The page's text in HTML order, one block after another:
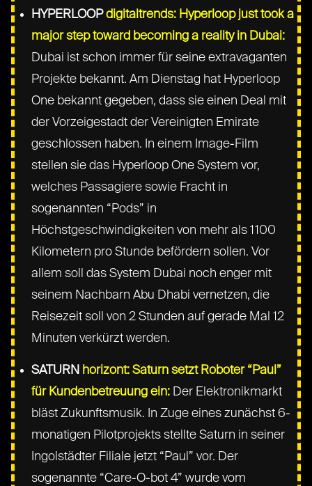
HYPERLOOPdigitaltrends: Hyperloop just took a
major step toward becoming a reality in Dubai:
Dubai ist schon immer für seine extravaganten
Projekte bekannt. Am Dienstag hat Hyperloop
One bekannt gegeben, dass sie einen Deal mit
der Vorzeigestadt der Vereinigten Emirate
geschlossen haben. In einem Image-Film
stellen sie das Hyperloop One System vor,
welches Passagiere sowie Fracht in
sogenannten “Pods” in
Höchstgeschwindigkeiten von mehr als 1100
Kilometern pro Stunde befördern sollen. Vor
allem soll das System Dubai noch enger mit
seinem Nachbarn Abu Dhabi vernetzen, die
Reisezeit soll von 2 Stunden auf gerade Mal 12
Minuten verkürzt werden.
SATURN horizont: Saturn setzt Roboter “Paul”
für Kundenbetreuung ein: Der Elektronikmarkt
bläst Zukunftsmusik. In Zuge eines zunächst 6-
monatigen Pilotprojekts stellte Saturn in seiner
Ingolstädter Filiale jetzt “Paul” vor. Der
sogenannte “Care-O-bot 4” wurde vom